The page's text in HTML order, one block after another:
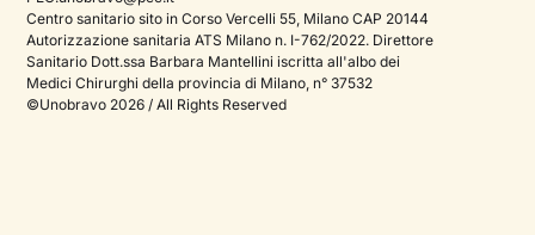
Psicologo italiano all'estero
Sala stampa
Bandi e premi
Centro sanitario sito in Corso Vercelli 55, Milano CAP 20144
Autorizzazione sanitaria ATS Milano n. I-762/2022. Direttore
Sanitario Dott.ssa Barbara Mantellini iscritta all'albo dei
Medici Chirurghi della provincia di Milano, n° 37532
©Unobravo 2026 / All Rights Reserved